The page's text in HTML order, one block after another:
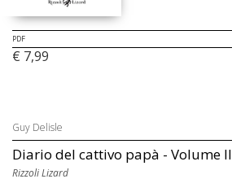
PDF
€ 7,99
Guy Delisle
Diario del cattivo papà - Volume II
Rizzoli Lizard